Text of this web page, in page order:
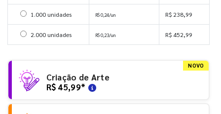
Selecionar 1000 unidades
1.000 unidades R$ 0,24/un R$ 238,99
Selecionar 2000 unidades
2.000 unidades R$ 0,23/un R$ 452,99
NOVO
Criação de Arte
R$ 45,99*